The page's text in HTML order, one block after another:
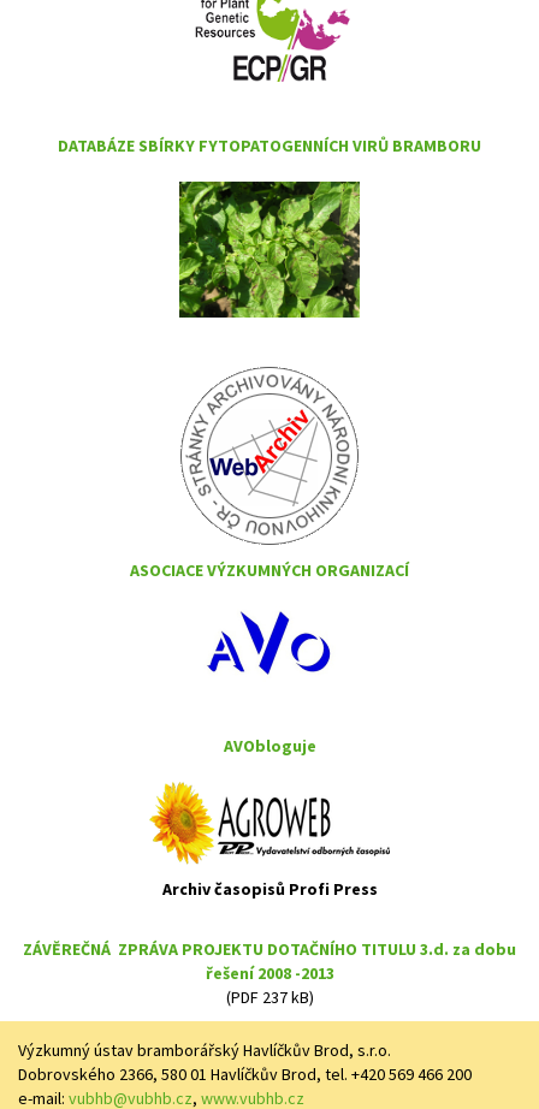
DATABÁZE SBÍRKY FYTOPATOGENNÍCH VIRŮ BRAMBORU
ASOCIACE VÝZKUMNÝCH ORGANIZACÍ
AVObloguje
Archiv časopisů Profi Press
ZÁVĚREČNÁ ZPRÁVA PROJEKTU DOTAČNÍHO TITULU 3.d. za dobu
řešení 2008 -2013
(PDF 237 kB)
Výzkumný ústav bramborářský Havlíčkův Brod, s.r.o.
Dobrovského 2366, 580 01 Havlíčkův Brod, tel. +420 569 466 200
e-mail: vubhb@vubhb.cz, www.vubhb.cz